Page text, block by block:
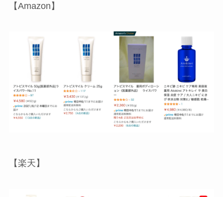
【Amazon】
【楽天】